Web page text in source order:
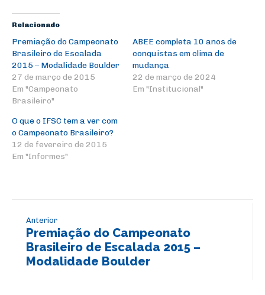
Relacionado
Premiação do Campeonato
Brasileiro de Escalada
2015 – Modalidade Boulder
27 de março de 2015
Em "Campeonato
Brasileiro"
ABEE completa 10 anos de
conquistas em clima de
mudança
22 de março de 2024
Em "Institucional"
O que o IFSC tem a ver com
o Campeonato Brasileiro?
12 de fevereiro de 2015
Em "Informes"
Anterior
Premiação do Campeonato
Brasileiro de Escalada 2015 –
Modalidade Boulder